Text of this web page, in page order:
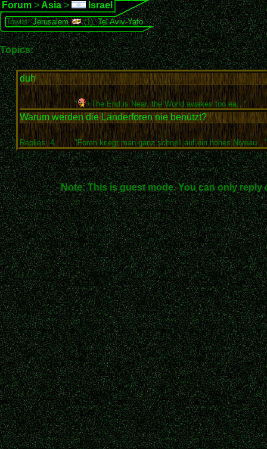
Forum > Asia > Israel
Towns:Jerusalem (1),Tel Aviv-Yafo
Topics:
duh
" +The End is Near. the World awakes too ea..."
Warum werden die Länderforen nie benützt?
Replies: 4 "Foren kriegt man ganz schnell auf ein hohes Niveau..."
Note: This is guest mode. You can only